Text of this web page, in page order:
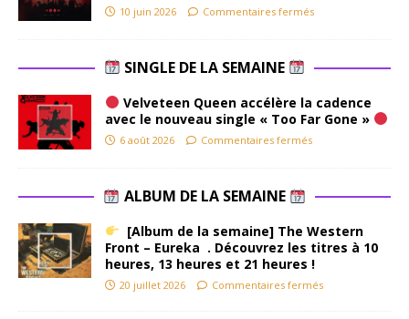
10 juin 2026 Commentaires fermés
SINGLE DE LA SEMAINE
Velveteen Queen accélère la cadence
avec le nouveau single « Too Far Gone »
6 août 2026 Commentaires fermés
ALBUM DE LA SEMAINE
[Album de la semaine] The Western
Front – Eureka . Découvrez les titres à 10
heures, 13 heures et 21 heures !
20 juillet 2026 Commentaires fermés